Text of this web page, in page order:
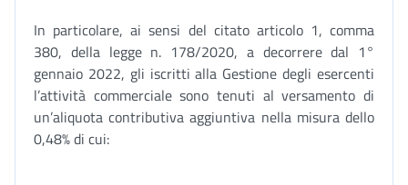
In particolare, ai sensi del citato articolo 1, comma
380, della legge n. 178/2020, a decorrere dal 1°
gennaio 2022, gli iscritti alla Gestione degli esercenti
l’attività commerciale sono tenuti al versamento di
un’aliquota contributiva aggiuntiva nella misura dello
0,48% di cui: